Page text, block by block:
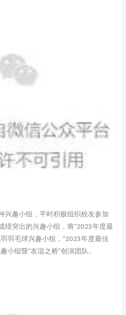
兴趣小组，平时积极组织校友参加
绩突出的兴趣小组，将“2023年度最
羽毛球兴趣小组，“2023年度最佳
小组暨“友谊之桥”创演团队。